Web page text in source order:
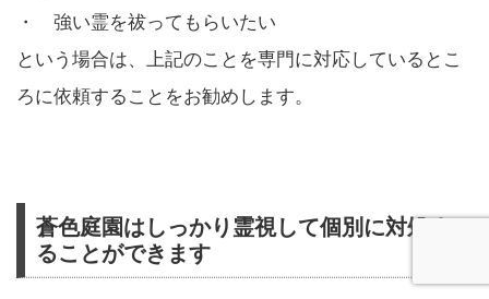
・ 強い霊を祓ってもらいたい
という場合は、上記のことを専門に対応しているとこ
ろに依頼することをお勧めします。
蒼色庭園はしっかり霊視して個別に対処す
ることができます